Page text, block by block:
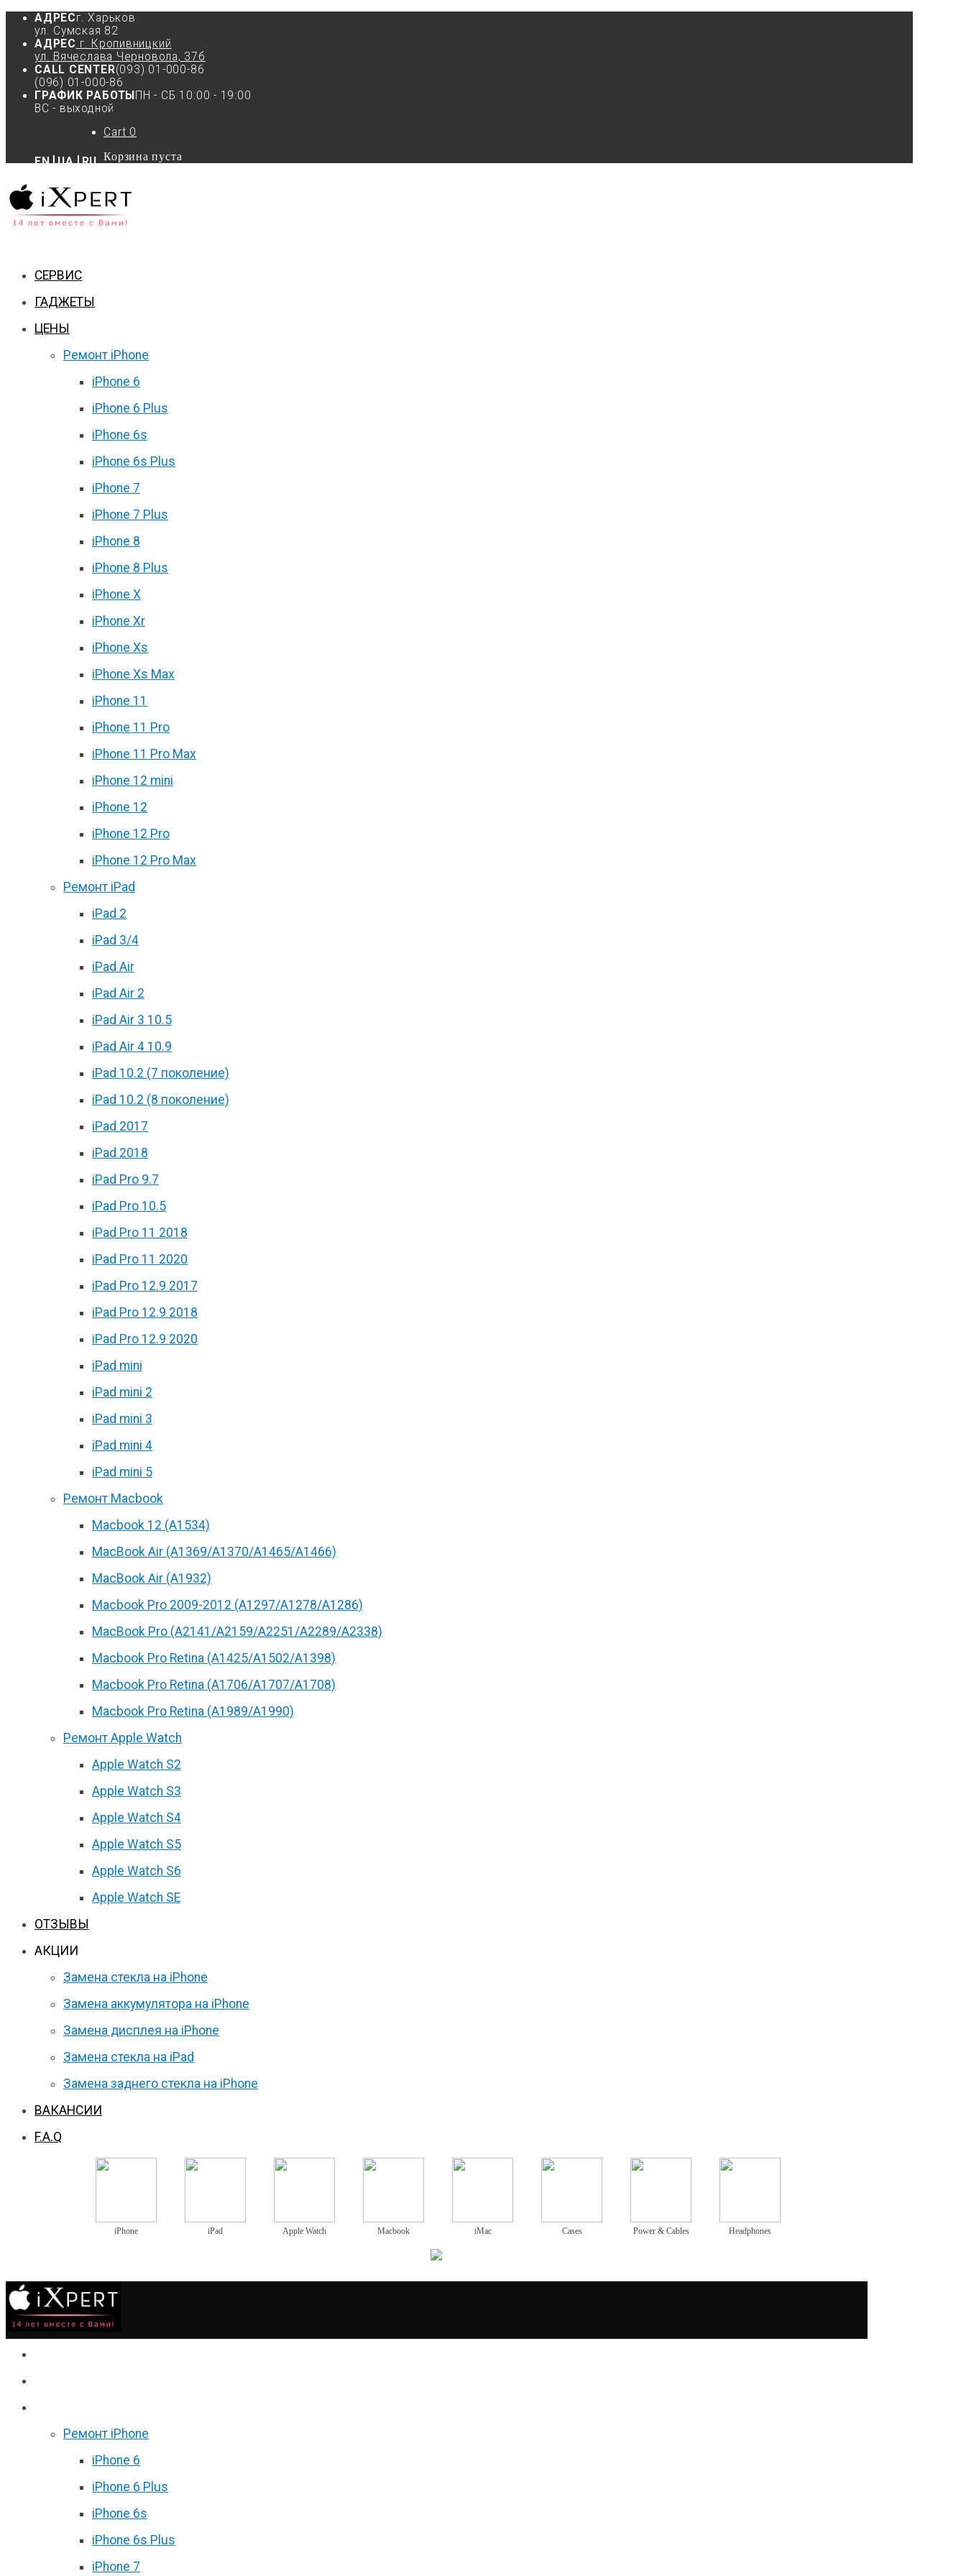
АДРЕСг. Харьков
ул. Сумская 82
АДРЕС г. Кропивницкий
ул. Вячеслава Черновола, 37б
CALL CENTER(093) 01-000-86
(096) 01-000-86
ГРАФИК РАБОТЫ ПН - СБ 10:00 - 19:00
ВС - выходной
EN UA RU
Cart 0
Корзина пуста
СЕРВИС
ГАДЖЕТЫ
ЦЕНЫ
Ремонт iPhone
iPhone 6
iPhone 6 Plus
iPhone 6s
iPhone 6s Plus
iPhone 7
iPhone 7 Plus
iPhone 8
iPhone 8 Plus
iPhone X
iPhone Xr
iPhone Xs
iPhone Xs Max
iPhone 11
iPhone 11 Pro
iPhone 11 Pro Max
iPhone 12 mini
iPhone 12
iPhone 12 Pro
iPhone 12 Pro Max
Ремонт iPad
iPad 2
iPad 3/4
iPad Air
iPad Air 2
iPad Air 3 10.5
iPad Air 4 10.9
iPad 10.2 (7 поколение)
iPad 10.2 (8 поколение)
iPad 2017
iPad 2018
iPad Pro 9.7
iPad Pro 10.5
iPad Pro 11 2018
iPad Pro 11 2020
iPad Pro 12.9 2017
iPad Pro 12.9 2018
iPad Pro 12.9 2020
iPad mini
iPad mini 2
iPad mini 3
iPad mini 4
iPad mini 5
Ремонт Macbook
Macbook 12 (А1534)
MacBook Air (A1369/A1370/A1465/A1466)
MacBook Air (A1932)
Macbook Pro 2009-2012 (A1297/A1278/A1286)
MacBook Pro (А2141/А2159/А2251/A2289/A2338)
Macbook Pro Retina (А1425/A1502/A1398)
Macbook Pro Retina (А1706/A1707/A1708)
Macbook Pro Retina (А1989/A1990)
Ремонт Apple Watch
Apple Watch S2
Apple Watch S3
Apple Watch S4
Apple Watch S5
Apple Watch S6
Apple Watch SE
ОТЗЫВЫ
АКЦИИ
Замена стекла на iPhone
Замена аккумулятора на iPhone
Замена дисплея на iPhone
Замена стекла на iPad
Замена заднего стекла на iPhone
ВАКАНСИИ
F.A.Q
iPhone iPad Apple Watch Macbook iMac Cases Power & Cables Headphones
Ремонт iPhone
iPhone 6
iPhone 6 Plus
iPhone 6s
iPhone 6s Plus
iPhone 7